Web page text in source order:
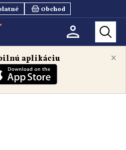
Obchod
×
aplikáciu